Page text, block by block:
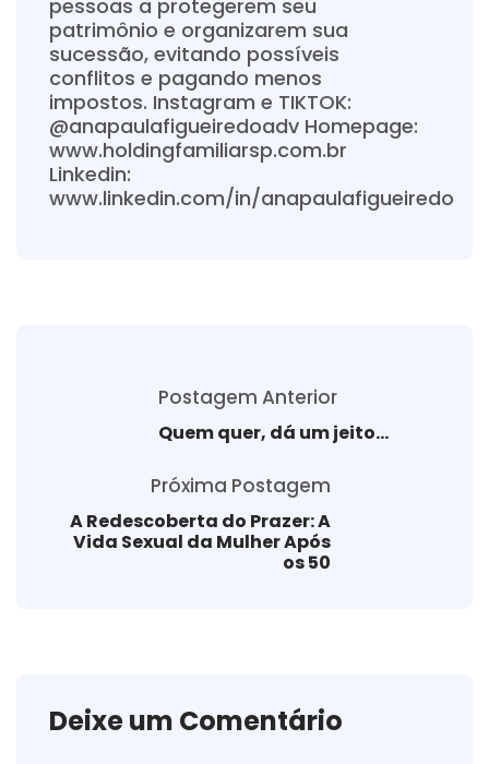
pessoas a protegerem seu
patrimônio e organizarem sua
sucessão, evitando possíveis
conflitos e pagando menos
impostos. Instagram e TIKTOK:
@anapaulafigueiredoadv Homepage:
www.holdingfamiliarsp.com.br
Linkedin:
www.linkedin.com/in/anapaulafigueiredo
Postagem Anterior
Quem quer, dá um jeito…
Próxima Postagem
A Redescoberta do Prazer: A
Vida Sexual da Mulher Após
os 50
Deixe um Comentário